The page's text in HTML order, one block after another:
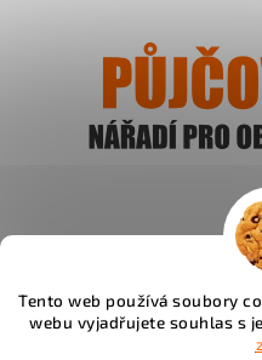
Tento web používá soubory
webu vyjadřujete souhlas s
Instagram